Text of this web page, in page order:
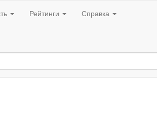
Рейтинги
Справка